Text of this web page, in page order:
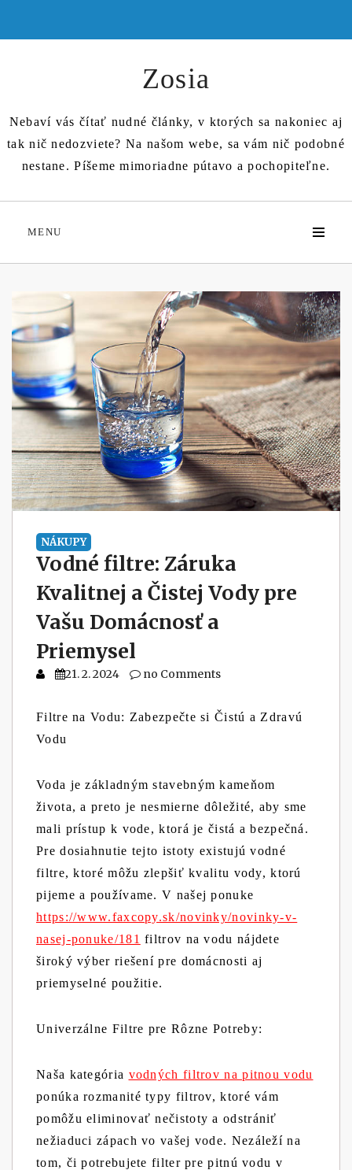
content
Zosia
Nebaví vás čítať nudné články, v ktorých sa nakoniec aj
tak nič nedozviete? Na našom webe, sa vám nič podobné
nestane. Píšeme mimoriadne pútavo a pochopiteľne.
MENU
NÁKUPY
Vodné filtre: Záruka
Kvalitnej a Čistej Vody pre
Vašu Domácnosť a
Priemysel
21. 2. 2024 no Comments
Filtre na Vodu: Zabezpečte si Čistú a Zdravú
Vodu
Voda je základným stavebným kameňom
života, a preto je nesmierne dôležité, aby sme
mali prístup k vode, ktorá je čistá a bezpečná.
Pre dosiahnutie tejto istoty existujú vodné
filtre, ktoré môžu zlepšiť kvalitu vody, ktorú
pijeme a používame. V našej ponuke
https://www.faxcopy.sk/novinky/novinky-v-
nasej-ponuke/181 filtrov na vodu nájdete
široký výber riešení pre domácnosti aj
priemyselné použitie.
Univerzálne Filtre pre Rôzne Potreby:
Naša kategória vodných filtrov na pitnou vodu
ponúka rozmanité typy filtrov, ktoré vám
pomôžu eliminovať nečistoty a odstrániť
nežiaduci zápach vo vašej vode. Nezáleží na
tom, či potrebujete filter pre pitnú vodu v